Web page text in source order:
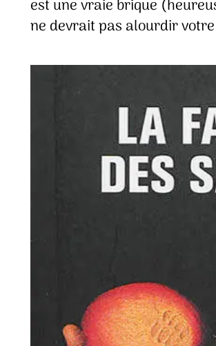
est une vraie brique
ne devrait pas alourdir